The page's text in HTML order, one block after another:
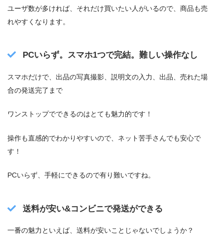
ユーザ数が多ければ、それだけ買いたい人がいるので、商品も売
れやすくなります。
PCいらず。スマホ1つで完結。難しい操作なし
スマホだけで、出品の写真撮影、説明文の入力、出品、売れた場
合の発送完了まで
ワンストップでできるのはとても魅力的です！
操作も直感的でわかりやすいので、ネット苦手さんでも安心で
す！
PCいらず、手軽にできるので有り難いですね。
送料が安い&コンビニで発送ができる
一番の魅力といえば、送料が安いことじゃないでしょうか？